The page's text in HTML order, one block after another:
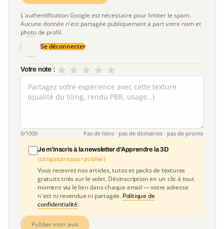
L'authentification Google est nécessaire pour limiter le spam.
Aucune donnée n'est partagée publiquement à part votre nom et
photo de profil.
Se déconnecter
Votre note : ★
★
★
★
★
0/1000 Pas de liens · pas de domaines · pas de promo
Je m'inscris à la newsletter d'Apprendre la 3D
(obligatoire pour publier)
Vous recevrez nos articles, tutos et packs de textures
gratuits triés sur le volet. Désinscription en un clic à tout
moment via le lien dans chaque email — votre adresse
n'est ni revendue ni partagée. Politique de
confidentialité.
Publier mon avis